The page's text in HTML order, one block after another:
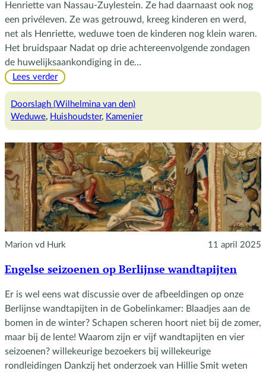
Henriette van Nassau-Zuylestein. Ze had daarnaast ook nog
een privéleven. Ze was getrouwd, kreeg kinderen en werd,
net als Henriette, weduwe toen de kinderen nog klein waren.
Het bruidspaar Nadat op drie achtereenvolgende zondagen
de huwelijksaankondiging in de…
Lees verder:
gezin
van
Doorslagh (Wilhelmina van den)
Weduwe, Huishoudster, Kamenier
Marion vd Hurk 11 april 2025
Engelse seizoenen op Berlijnse wandtapijten
Er is wel eens wat discussie over de afbeeldingen op onze
Berlijnse wandtapijten in de Gobelinkamer: Blaadjes aan de
bomen in de winter? Schapen scheren hoort niet bij de zomer,
maar bij de lente! Waarom zijn er vijf wandtapijten en vier
seizoenen? willekeurige bezoekers bij willekeurige
rondleidingen Dankzij het onderzoek van Hillie Smit weten